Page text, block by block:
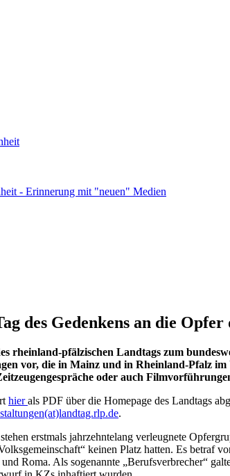
- Erinnerung mit "neuen" Medien
des Gedenkens an die Opfer
rheinland-pfälzischen Landtags zum
vor, die in Mainz und in Rheinland-Pfalz
oder auch
hierals PDF über die Homepage des Landtags
.
erstmals jahrzehntelang verleugnete
keinen Platz hatten. Es betraf
Roma. Als sogenannte „Berufsverbrecher“